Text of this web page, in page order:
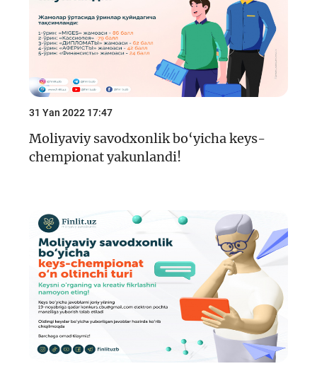
31 Yan 2022 17:47
Moliyaviy savodxonlik bo‘yicha keys-
chempionat yakunlandi!